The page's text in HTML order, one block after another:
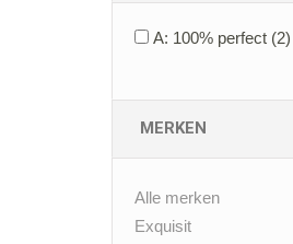
A: 100% perfect (2)
MERKEN
Alle merken
Exquisit